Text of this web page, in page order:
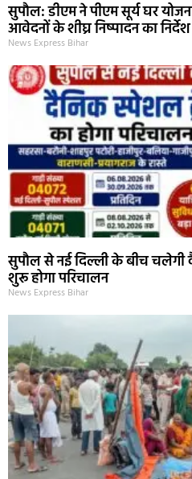
सुपौल: डीएम ने पीएम सूर्य घर
आवेदनों के शीघ्र निष्पादन का निर्देश
News Express Bihar
सुपौल से नई दिल्ली के बीच चलेगी
शुरू होगा परिचालन
News Express Bihar